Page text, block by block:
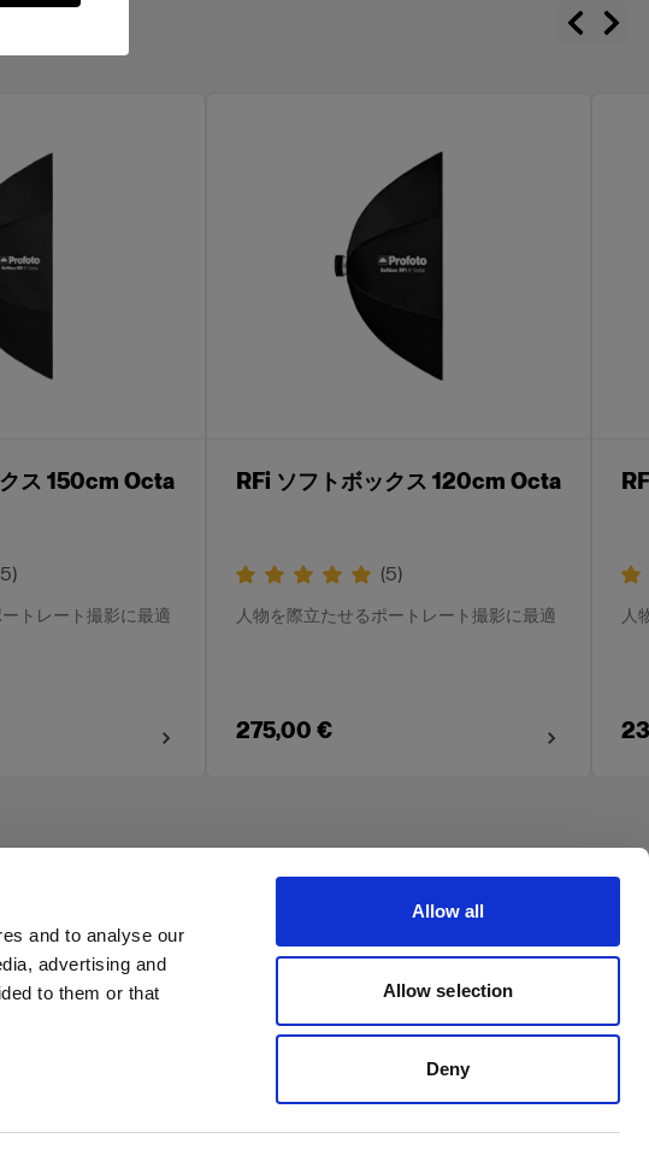
and to analyse our
advertising and
to them or that
Allow all
Allow selection
Deny
ス 150cm Octa
5)
トレート撮影に最適
RFi ソフトボックス 120cm Octa
(5)
人物を際立たせるポートレート撮影に最適
275,00 €
人